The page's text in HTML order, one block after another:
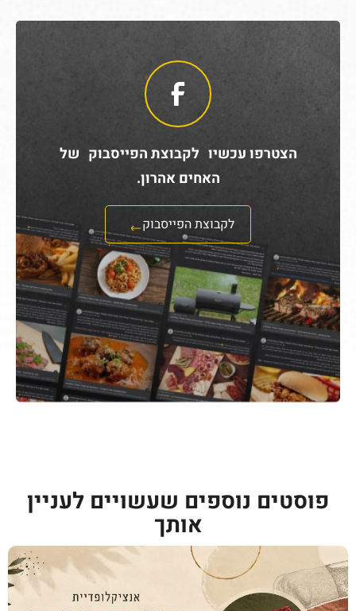
הצטרפו עכשיו לקבוצת הפייסבוק של
האחים אהרון.
לקבוצת הפייסבוק
פוסטים נוספים שעשויים לעניין
אותך